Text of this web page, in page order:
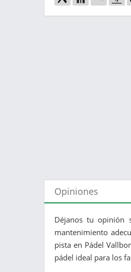
Opiniones
Déjanos tu opinión
mantenimiento
pista en Pádel
pádel ideal para los